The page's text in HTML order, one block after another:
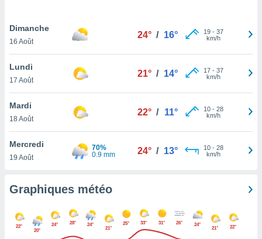
pas
de
à
cas,
que
sur le
ne
Dimanche
16 Août
24° / 16° 19- 37
km/h
Lundi
17 Août
21° / 14° 17- 37
km/h
Mardi
18 Août
22° / 11° 10- 28
km/h
Mercredi
19 Août
70%
0.9 mm
24° / 13° 10- 28
km/h
Graphiques météo
22°
20°
24° 28° 24°
21°
25° 33° 31° 26° 24°
21° 22°